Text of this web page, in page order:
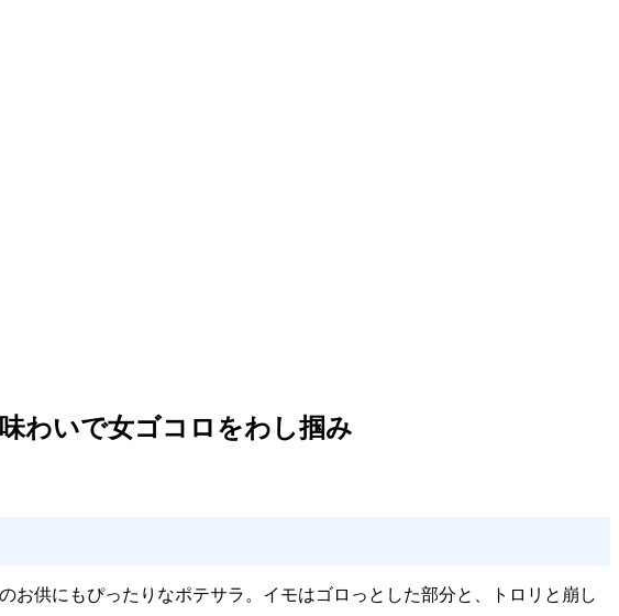
わいで女ゴコロをわし掴み
供にもぴったりなポテサラ。イモはゴロっとした部分と、トロリと崩し